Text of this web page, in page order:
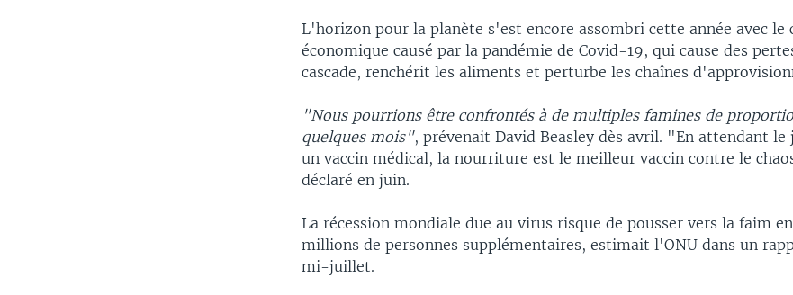
L'horizon pour la planète s'est encore assombri cette année avec le
économique causé par la pandémie de Covid-19, qui cause des
cascade, renchérit les aliments et perturbe les chaînes
"Nous pourrions être confrontés à de multiples famines de
quelques mois", prévenait David Beasley dès avril. "En attendant le
un vaccin médical, la nourriture est le meilleur vaccin contre le
déclaré en juin.
La récession mondiale due au virus risque de pousser vers la faim
millions de personnes supplémentaires, estimait l'ONU dans un
mi-juillet.